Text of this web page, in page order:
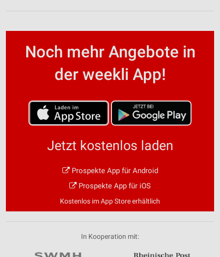
Noch mehr Angebote in
der weekli App!
Jetzt kostenlos laden
Prospekte App für Android
Prospekte App für iOS
Kostenlos im App Store erhältlich
In Kooperation mit: